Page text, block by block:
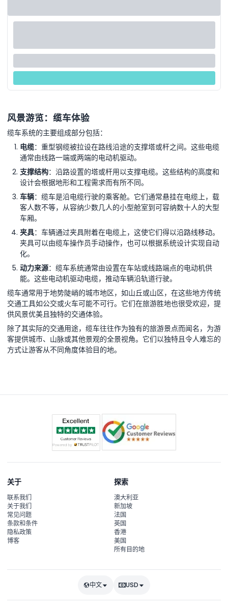
风景游览：缆车体验
缆车系统的主要组成部分包括：
电缆：重型钢缆被拉设在路线沿途的支撑塔或杆之间。这些电缆
通常由线路一端或两端的电动机驱动。
支撑结构：沿路设置的塔或杆用以支撑电缆。这些结构的高度和
设计会根据地形和工程需求而有所不同。
车辆：缆车是沿电缆行驶的乘客舱。它们通常悬挂在电缆上，载
客人数不等，从容纳少数几人的小型舱室到可容纳数十人的大型
车厢。
夹具：车辆通过夹具附着在电缆上，这使它们得以沿路线移动。
夹具可以由缆车操作员手动操作，也可以根据系统设计实现自动
化。
动力来源：缆车系统通常由设置在车站或线路端点的电动机供
能。这些电动机驱动电缆，推动车辆沿轨道行驶。
缆车通常用于地势陡峭的城市地区，如山丘或山区，在这些地方传统
交通工具如公交或火车可能不可行。它们在旅游胜地也很受欢迎，提
供风景优美且独特的交通体验。
除了其实际的交通用途，缆车往往作为独有的旅游景点而闻名，为游
客提供城市、山脉或其他景观的全景视角。它们以独特且令人难忘的
方式让游客从不同角度体验目的地。
关于
联系我们
关于我们
常见问题
条款和条件
隐私政策
博客
探索
澳大利亚
新加坡
法国
英国
香港
美国
所有目的地
中文 USD